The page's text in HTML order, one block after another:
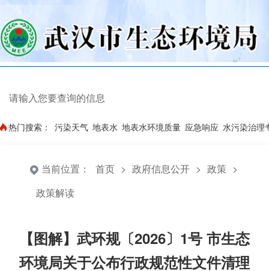
热门搜索： 污染天气 地表水 地表水环境质量 应急响应 水污染治理
当前位置： 首页 > 政府信息公开 > 政策 >
政策解读
【图解】武环规〔2026〕1号 市生态
环境局关于公布行政规范性文件清理